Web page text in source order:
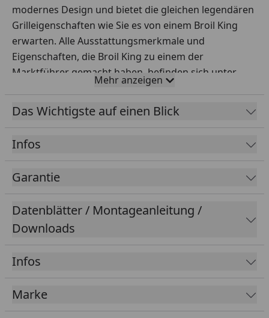
modernes Design und bietet die gleichen legendären
Grilleigenschaften wie Sie es von einem Broil King
erwarten. Alle Ausstattungsmerkmale und
Eigenschaften, die Broil King zu einem der
Marktführer gemacht haben, befinden sich unter
dem eleganten und modernen Deckel. Für den Grill-
Chef, der die perfekte Mischung aus Design und
Funktion möchte, ist der Regal genau das Richtige.
Mehr anzeigen
Das Wichtigste auf einen Blick
Infos
Garantie
Datenblätter / Montageanleitung /
Downloads
Infos
Marke